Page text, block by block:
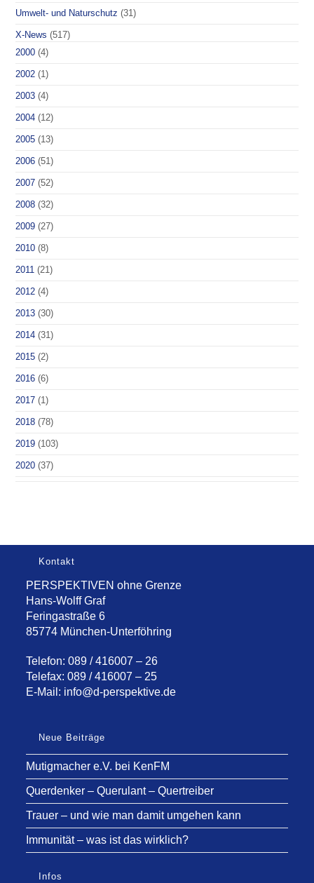
Umwelt- und Naturschutz (31)
X-News (517)
2000 (4)
2002 (1)
2003 (4)
2004 (12)
2005 (13)
2006 (51)
2007 (52)
2008 (32)
2009 (27)
2010 (8)
2011 (21)
2012 (4)
2013 (30)
2014 (31)
2015 (2)
2016 (6)
2017 (1)
2018 (78)
2019 (103)
2020 (37)
Kontakt
PERSPEKTIVEN ohne Grenze
Hans-Wolff Graf
Feringastraße 6
85774 München-Unterföhring
Telefon: 089 / 416007 – 26
Telefax: 089 / 416007 – 25
E-Mail: info@d-perspektive.de
Neue Beiträge
Mutigmacher e.V. bei KenFM
Querdenker – Querulant – Quertreiber
Trauer – und wie man damit umgehen kann
Immunität – was ist das wirklich?
Infos